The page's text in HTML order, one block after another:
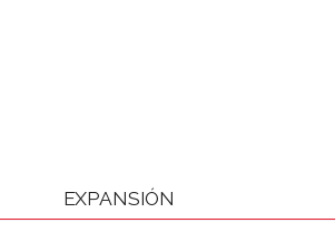
EXPANSIÓN